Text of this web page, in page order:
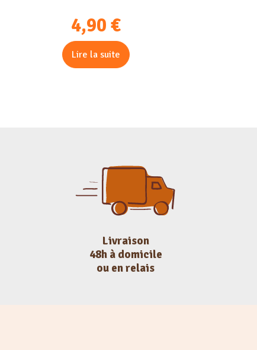
4,90 €
Lire la suite
Livraison
48h à domicile
ou en relais